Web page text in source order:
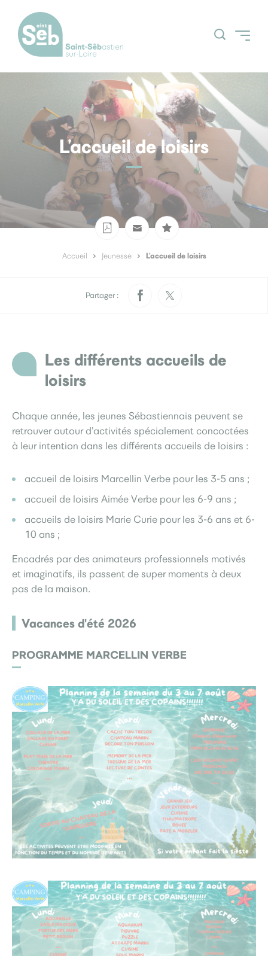
Accueil
Actualités
Agenda
Culture
Je participe
Découvrir la ville Grands projets
Nos grands
évènements
Espace Citoyens
(Guichetnumerik)
d’identité
Déchets Développement
Menus scolaires L’accueil de loisirs
Saint-Seb’ le mag Sourds et
malentendants
L’accueil de loisirs
Accueil Jeunesse L’accueil de loisirs
Partager :
Les différents accueils de
loisirs
Chaque année, les jeunes Sébastiennais peuvent se
retrouver autour d’activités spécialement concoctées
à leur intention dans les différents accueils de loisirs :
accueil de loisirs Marcellin Verbe pour les 3-5 ans ;
accueil de loisirs Aimée Verbe pour les 6-9 ans ;
accueils de loisirs Marie Curie pour les 3-6 ans et 6-
10 ans ;
Encadrés par des animateurs professionnels motivés
et imaginatifs, ils passent de super moments à deux
pas de la maison.
Vacances d'été 2026
PROGRAMME MARCELLIN VERBE
Menus des centres de loisirs
La restauration
dans les ALSH et en séjours